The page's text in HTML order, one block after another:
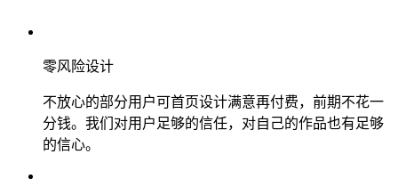
零风险设计
不放心的部分用户可首页设计满意再付费，前期不花一
分钱。我们对用户足够的信任，对自己的作品也有足够
的信心。